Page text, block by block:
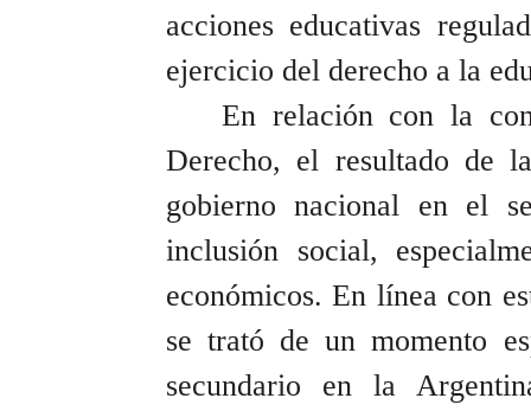
acciones educativas
ejercicio del derecho a la
En relación con la
Derecho, el resultado de
gobierno nacional en el
inclusión social,
económicos. En línea con
se trató de un momento
secundario en la